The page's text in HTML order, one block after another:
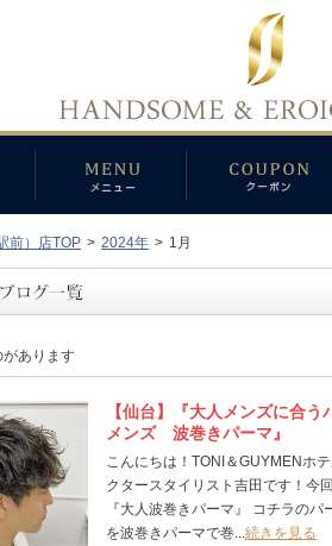
前）店TOP > 2024年 > 1月
があります
【仙台】『大人メンズに合
メンズ 波巻きパーマ』
こんにちは！TONI＆GUYMENホ
クタースタイリスト吉田です！今
『大人波巻きパーマ』 コチラの
を波巻きパーマで巻...続きを見る